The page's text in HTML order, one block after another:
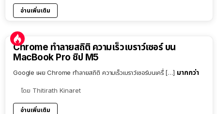
อ่านเพิ่มเติม
Chrome ทำลายสถิติ ความเร็วเบราว์เซอร์ บน
MacBook Pro ชิป M5
Google เผย Chrome ทำลายสถิติ ความเร็วเบราว์เซอร์บนเครื่ […] มากกว่า
โดย Thitirath Kinaret
อ่านเพิ่มเติม